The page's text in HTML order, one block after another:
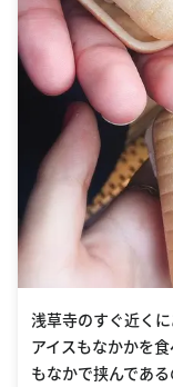
浅草寺のすぐ近くに
アイスもなかかを
もなかで挟んであ